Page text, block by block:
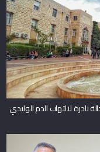
لالتهاب الدم الوليدي